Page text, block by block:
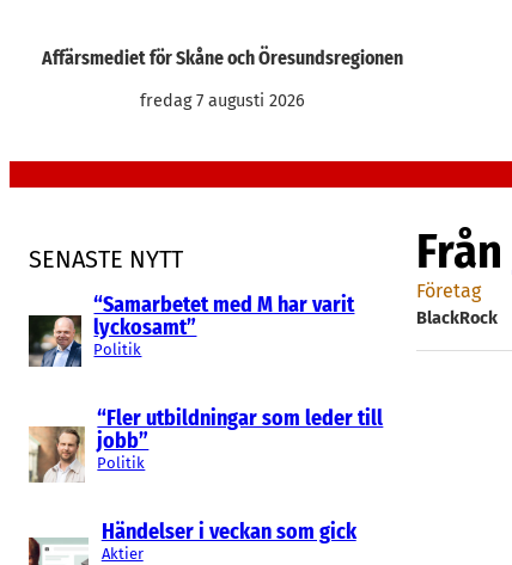
Affärsmediet för Skåne och Öresundsregionen
fredag 7 augusti 2026
SENASTE NYTT
“Samarbetet med M har varit
lyckosamt”
Politik
“Fler utbildningar som leder till
jobb”
Politik
Händelser i veckan som gick
Aktier
Från
Företag
BlackRock